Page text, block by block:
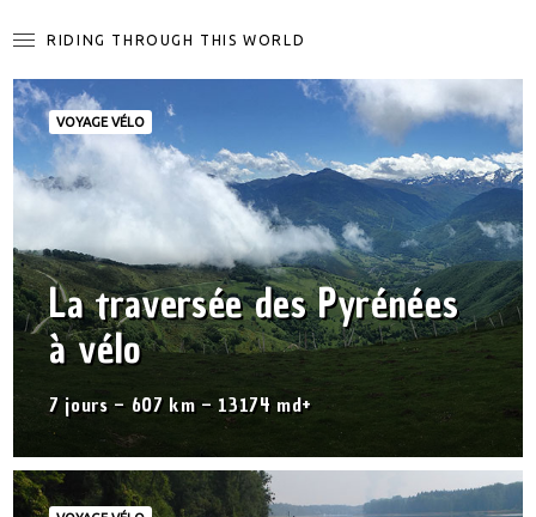
RIDING THROUGH THIS WORLD
VOYAGE VÉLO
La traversée des Pyrénées
à vélo
7 jours – 607 km – 13174 md+